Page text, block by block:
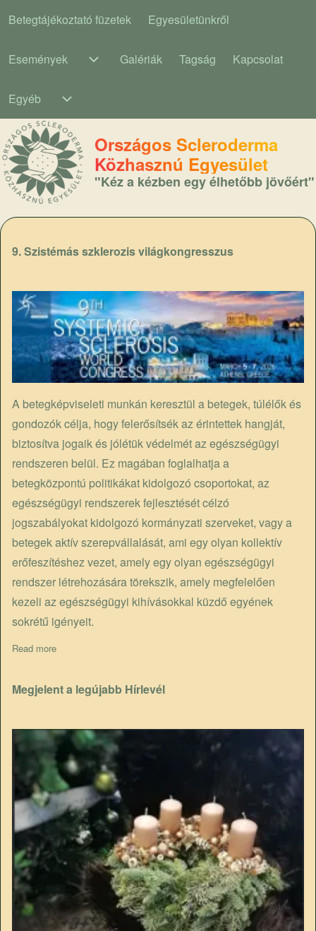
Main navigation
Betegtájékoztató füzetek Egyesületünkről
Események
Események sub-navigation
Galériák Tagság Kapcsolat
Egyéb
Országos Scleroderma
Közhasznú Egyesület
"Kéz a kézben egy élhetőbb jövőért"
9. Szistémás szklerozis világkongresszus
A betegképviseleti munkán keresztül a betegek, túlélők és
gondozók célja, hogy felerősítsék az érintettek hangját,
biztosítva jogaik és jólétük védelmét az egészségügyi
rendszeren belül. Ez magában foglalhatja a
betegközpontú politikákat kidolgozó csoportokat, az
egészségügyi rendszerek fejlesztését célzó
jogszabályokat kidolgozó kormányzati szerveket, vagy a
betegek aktív szerepvállalását, ami egy olyan kollektív
erőfeszítéshez vezet, amely egy olyan egészségügyi
rendszer létrehozására törekszik, amely megfelelően
kezeli az egészségügyi kihívásokkal küzdő egyének
sokrétű igényeit.
Read more
Megjelent a legújabb Hírlevél